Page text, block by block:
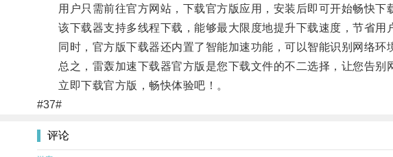
用户只需前往官方网站，下载官方版应用，安装后即可开始畅快下
该下载器支持多线程下载，能够最大限度地提升下载速度，节省用
同时，官方版下载器还内置了智能加速功能，可以智能识别网络环
总之，雷轰加速下载器官方版是您下载文件的不二选择，让您告别
立即下载官方版，畅快体验吧！。
#37#
评论